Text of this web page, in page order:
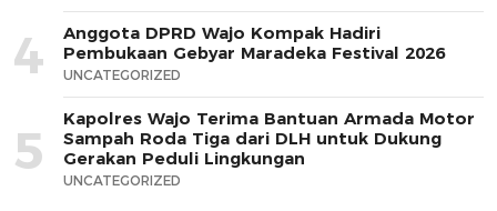
4
Anggota DPRD Wajo Kompak Hadiri
Pembukaan Gebyar Maradeka Festival 2026
UNCATEGORIZED
5
Kapolres Wajo Terima Bantuan Armada Motor
Sampah Roda Tiga dari DLH untuk Dukung
Gerakan Peduli Lingkungan
UNCATEGORIZED